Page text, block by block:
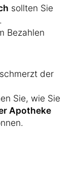
sollten Sie
Bezahlen
der
Sie, wie Sie
Apotheke